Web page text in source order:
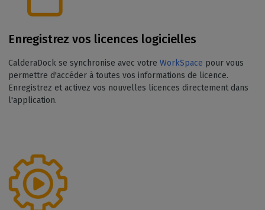
Enregistrez vos licences logicielles
CalderaDock se synchronise avec votre WorkSpace pour vous
permettre d'accéder à toutes vos informations de licence.
Enregistrez et activez vos nouvelles licences directement dans
l'application.